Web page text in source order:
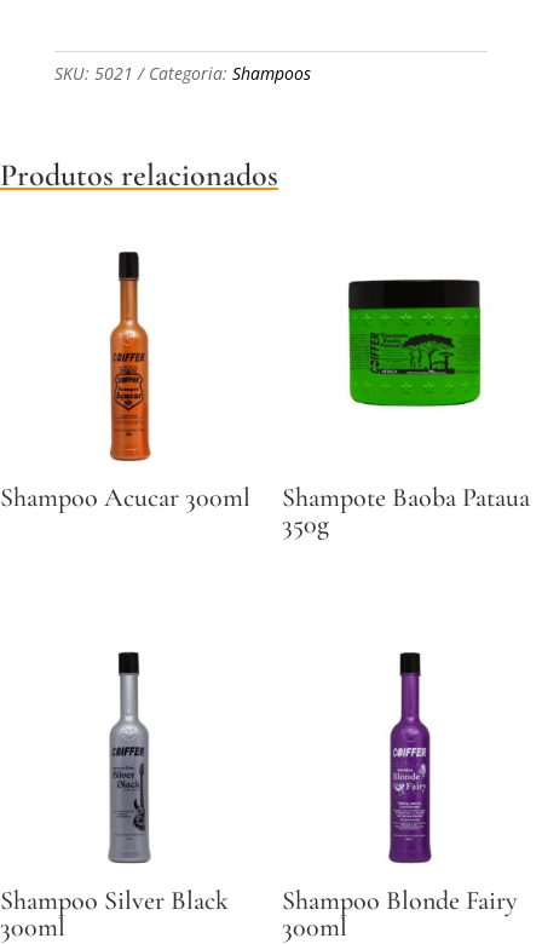
SKU: 5021 Categoria: Shampoos
Produtos relacionados
Shampoo Acucar 300ml
Shampote Baoba Pataua
350g
Shampoo Silver Black
300ml
Shampoo Blonde Fairy
300ml